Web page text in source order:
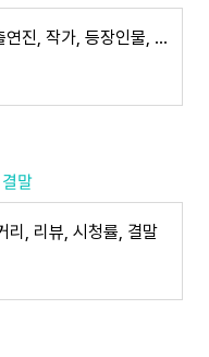
드라마 악귀 정보, 출연진, 작가, 등장인물, 인물관계도
말
리, 리뷰, 시청률, 결말